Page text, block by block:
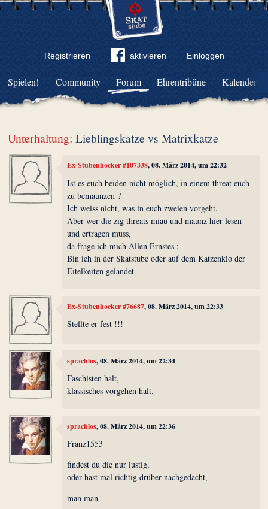
Registrieren aktivieren Einloggen
Community Forum Ehrentribüne Kalender
Spielen!
Unterhaltung: Lieblingskatze vs Matrixkatze
Ex-Stubenhocker #107338, 08. März 2014, um 22:32
Ist es euch beiden nicht möglich, in einem threat euch
zu bemaunzen ?
Ich weiss nicht, was in euch zweien vorgeht.
Aber wer die zig threats miau und maunz hier lesen
und ertragen muss,
da frage ich mich Allen Ernstes :
Bin ich in der Skatstube oder auf dem Katzenklo der
Eitelkeiten gelandet.
Ex-Stubenhocker #76687, 08. März 2014, um 22:33
Stellte er fest !!!
sprachlos, 08. März 2014, um 22:34
Faschisten halt,
klassisches vorgehen halt.
sprachlos, 08. März 2014, um 22:36
Franz1553
findest du die nur lustig,
oder hast mal richtig drüber nachgedacht,
man man